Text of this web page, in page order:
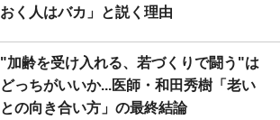
おく人はバカ」と説く理由
"加齢を受け入れる、若づくりで闘う"は
どっちがいいか...医師・和田秀樹「老い
との向き合い方」の最終結論